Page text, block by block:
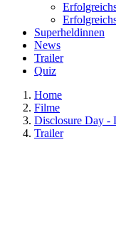
Superheldinnen
News
Trailer
Quiz
Home
Filme
Disclosure Day -
Trailer